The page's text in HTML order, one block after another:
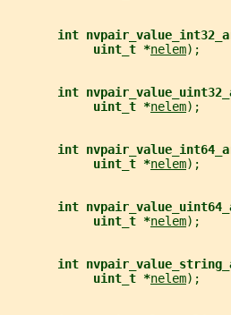
int
uint_t *nelem);
int
uint_t *nelem);
int
uint_t *nelem);
int
uint_t *nelem);
int
uint_t *nelem);